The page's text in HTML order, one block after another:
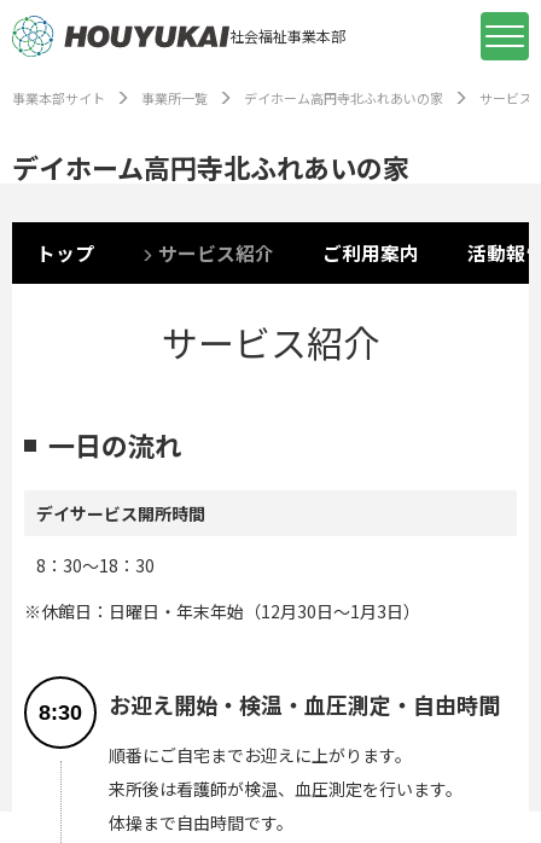
社会福祉事業本部
事業本部サイト 事業所一覧 デイホーム高円寺北ふれあいの家 サービス
デイホーム高円寺北ふれあいの家
トップ サービス紹介 ご利用案内 活動報
サービス紹介
一日の流れ
デイサービス開所時間
8：30～18：30
※休館日：日曜日・年末年始（12月30日～1月3日）
8:30 お迎え開始・検温・血圧測定・自由時間
順番にご自宅までお迎えに上がります。
来所後は看護師が検温、血圧測定を行います。
体操まで自由時間です。